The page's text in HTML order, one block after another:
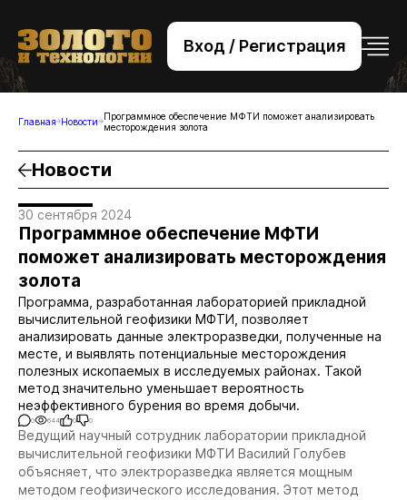
Вход / Регистрация
+7 (495) 221-76-32
bsv@zolteh.ru
Главная Новости Программное обеспечение МФТИ поможет анализировать
месторождения золота
Новости
30 сентября 2024
Программное обеспечение МФТИ
поможет анализировать месторождения
золота
Программа, разработанная лабораторией прикладной
вычислительной геофизики МФТИ, позволяет
анализировать данные электроразведки, полученные на
месте, и выявлять потенциальные месторождения
полезных ископаемых в исследуемых районах. Такой
метод значительно уменьшает вероятность
неэффективного бурения во время добычи.
0 644 0 0
Ведущий научный сотрудник лаборатории прикладной
вычислительной геофизики МФТИ Василий Голубев
объясняет, что электроразведка является мощным
методом геофизического исследования. Этот метод